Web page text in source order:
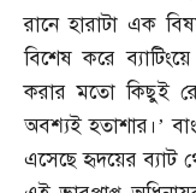
রানে হারাটা এক
বিশেষ করে
করার মতো কিছুই
অবশ্যই হতাশার।’
এসেছে হৃদয়ের ব্যাট